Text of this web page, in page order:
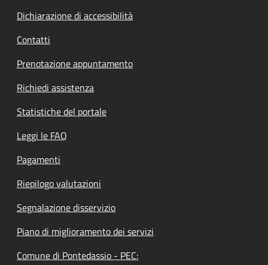
Dichiarazione di accessibilità
Contatti
Prenotazione appuntamento
Richiedi assistenza
Statistiche del portale
Leggi le FAQ
Pagamenti
Riepilogo valutazioni
Segnalazione disservizio
Piano di miglioramento dei servizi
Comune di Pontedassio - PEC: